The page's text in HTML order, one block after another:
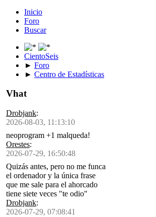
Inicio
Foro
Buscar
CientoSeis
► Foro
► Centro de Estadísticas
Vhat
Drobjank:
2026-08-03, 11:13:10
neoprogram +1 malqueda!
Orestes:
2026-07-29, 16:50:48
Quizás antes, pero no me funca
el ordenador y la única frase
que me sale para el ahorcado
tiene siete veces "te odio"
Drobjank:
2026-07-29, 07:08:41